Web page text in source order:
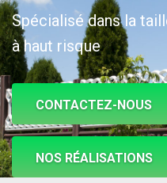
Spécialisé dans la
à haut risque
CONTACTEZ-NOUS
NOS RÉALISATIONS